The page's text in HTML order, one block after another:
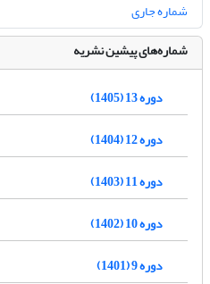
شماره جاری
شماره‌های پیشین نشریه
دوره 13 (1405)
دوره 12 (1404)
دوره 11 (1403)
دوره 10 (1402)
دوره 9 (1401)